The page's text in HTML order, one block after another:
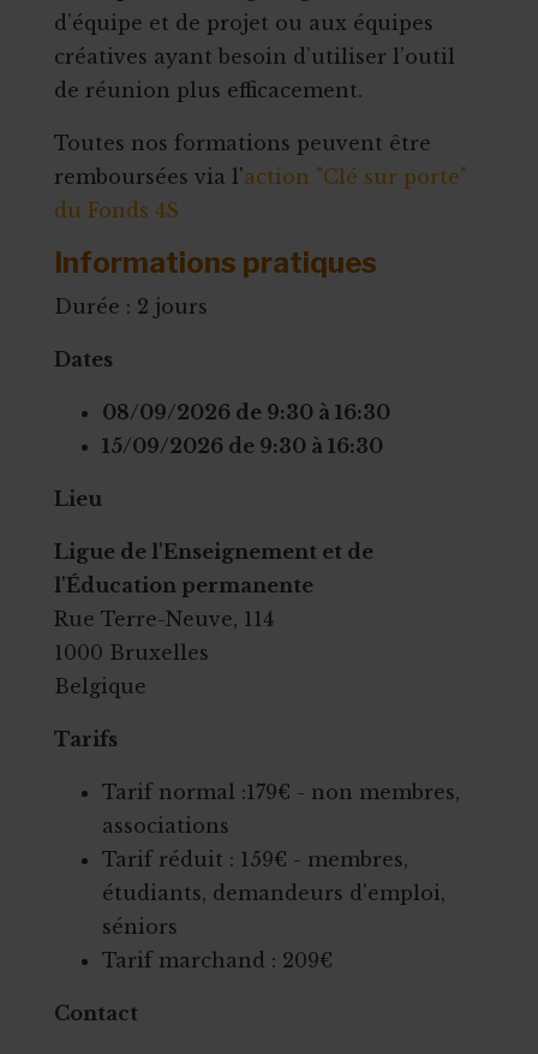
d’équipe et de projet ou aux équipes
créatives ayant besoin d’utiliser l’outil
de réunion plus efficacement.
Toutes nos formations peuvent être
remboursées via l'action "Clé sur porte"
du Fonds 4S
Informations pratiques
Durée : 2 jours
Dates
08/09/2026 de 9:30 à 16:30
15/09/2026 de 9:30 à 16:30
Lieu
Ligue de l'Enseignement et de
l'Éducation permanente
Rue Terre-Neuve, 114
1000 Bruxelles
Belgique
Tarifs
Tarif normal :179€ - non membres,
associations
Tarif réduit : 159€ - membres,
étudiants, demandeurs d'emploi,
séniors
Tarif marchand : 209€
Contact